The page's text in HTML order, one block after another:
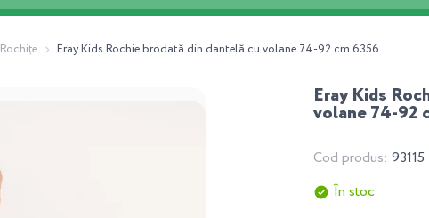
Rochiţe Eray Kids Rochie brodată din dantelă cu volane 74-92 cm 6356
Eray Kids
volane 74-92
Cod produs: 93115
În stoc